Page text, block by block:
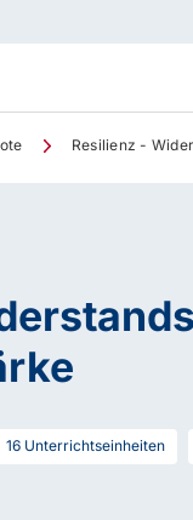
Resilienz -
16 Unterrichtseinheiten